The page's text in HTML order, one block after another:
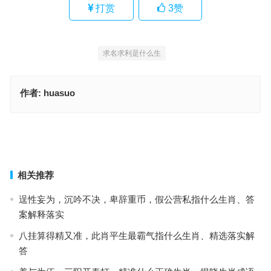
打赏 3赞
求名求利是什么生
作者: huasuo
相关推荐
逞性妄为，沉吟不决，卑辞重币，假公营私指什么生肖、答
案解释落实
八挂算得精又准，此肖平生最霸气指什么生肖、精选落实解
答